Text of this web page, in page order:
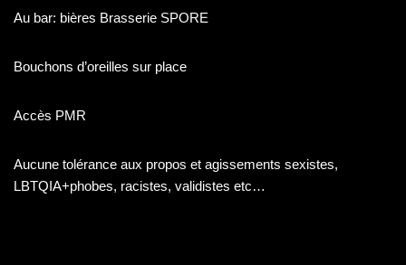
Au bar: bières Brasserie SPORE
Bouchons d’oreilles sur place
Accès PMR
​Aucune tolérance aux propos et agissements sexistes,
LBTQIA+phobes, racistes, validistes etc…